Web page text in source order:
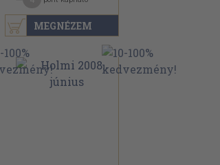
MEGNÉZEM